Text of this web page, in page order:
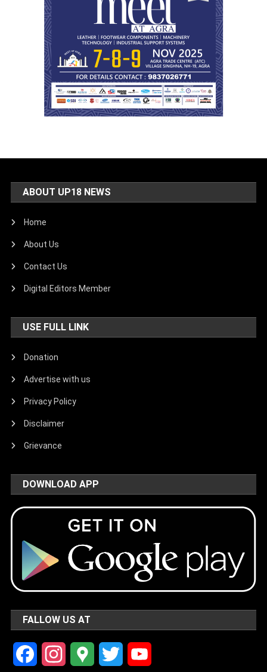
ABOUT UP18 NEWS
Home
About Us
Contact Us
Digital Editors Member
USE FULL LINK
Donation
Advertise with us
Privacy Policy
Disclaimer
Grievance
DOWNLOAD APP
FALLOW US AT
FacebookInstagramGoogle Twitter